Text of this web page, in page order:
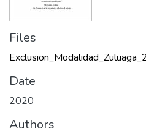
Files
Date
2020
Authors